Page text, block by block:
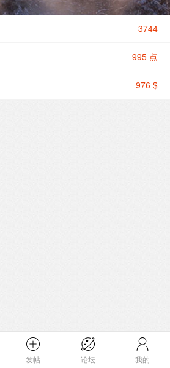
3744
995 点
976 $
发帖 论坛 我的